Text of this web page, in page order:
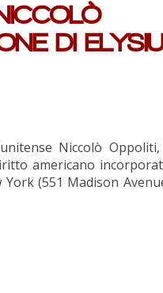
DI
Niccolò
americano
(551 Madison